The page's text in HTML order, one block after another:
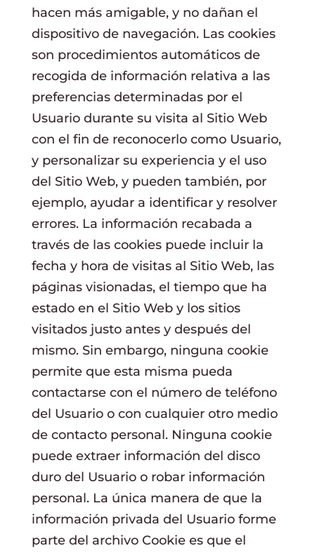
hacen más amigable, y no dañan el
dispositivo de navegación. Las cookies
son procedimientos automáticos de
recogida de información relativa a las
preferencias determinadas por el
Usuario durante su visita al Sitio Web
con el fin de reconocerlo como Usuario,
y personalizar su experiencia y el uso
del Sitio Web, y pueden también, por
ejemplo, ayudar a identificar y resolver
errores. La información recabada a
través de las cookies puede incluir la
fecha y hora de visitas al Sitio Web, las
páginas visionadas, el tiempo que ha
estado en el Sitio Web y los sitios
visitados justo antes y después del
mismo. Sin embargo, ninguna cookie
permite que esta misma pueda
contactarse con el número de teléfono
del Usuario o con cualquier otro medio
de contacto personal. Ninguna cookie
puede extraer información del disco
duro del Usuario o robar información
personal. La única manera de que la
información privada del Usuario forme
parte del archivo Cookie es que el